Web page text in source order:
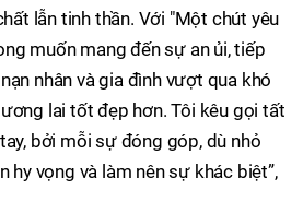
lẫn tinh thần. Với "Một chút yêu
muốn mang đến sự an ủi, tiếp
nhân và gia đình vượt qua khó
lai tốt đẹp hơn. Tôi kêu gọi tất
bởi mỗi sự đóng góp, dù nhỏ
hy vọng và làm nên sự khác biệt”,